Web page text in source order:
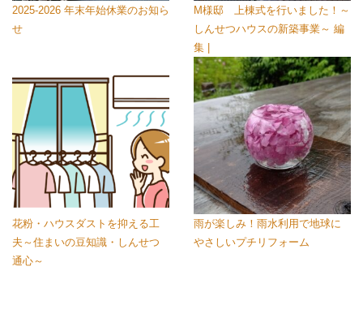
2025-2026 年末年始休業のお知ら
せ
M様邸 上棟式を行いました！～
しんせつハウスの新築事業～ 編
集 |
花粉・ハウスダストを抑える工
夫～住まいの豆知識・しんせつ
通心～
雨が楽しみ！雨水利用で地球に
やさしいプチリフォーム